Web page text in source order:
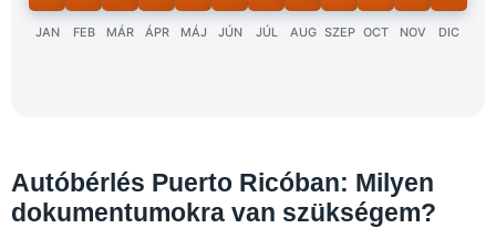
JAN FEB MÁR ÁPR MÁJ JÚN JÚL AUG SZEP OCT NOV DIC
Autóbérlés Puerto Ricóban: Milyen
dokumentumokra van szükségem?